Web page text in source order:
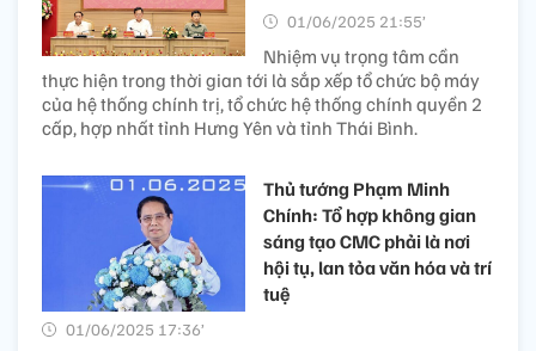
01/06/2025 21:55’
Nhiệm vụ trọng tâm cần
thực hiện trong thời gian tới là sắp xếp tổ chức bộ máy
của hệ thống chính trị, tổ chức hệ thống chính quyền 2
cấp, hợp nhất tỉnh Hưng Yên và tỉnh Thái Bình.
Thủ tướng Phạm Minh
Chính: Tổ hợp không gian
sáng tạo CMC phải là nơi
hội tụ, lan tỏa văn hóa và trí
tuệ
01/06/2025 17:36’